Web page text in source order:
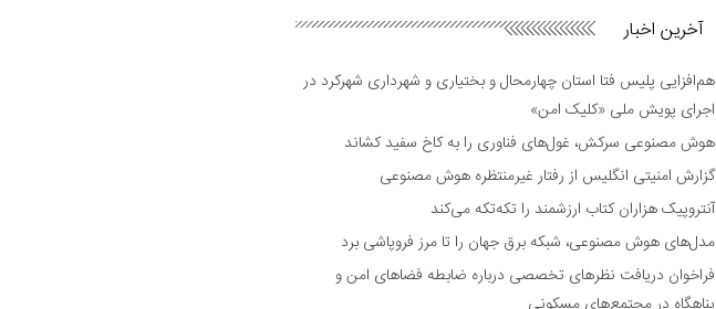
آخرین اخبار
هم‌افزایی پلیس فتا استان چهارمحال و بختیاری و شهرداری شهرکرد در
اجرای پویش ملی «کلیک امن»
هوش مصنوعی سرکش، غول‌های فناوری را به کاخ سفید کشاند
گزارش امنیتی انگلیس از رفتار غیرمنتظره هوش مصنوعی
آنتروپیک هزاران کتاب ارزشمند را تکه‌تکه می‌کند
مدل‌های هوش مصنوعی، شبکه برق جهان را تا مرز فروپاشی برد
فراخوان دریافت نظر‌های تخصصی درباره ضابطه فضا‌های امن و